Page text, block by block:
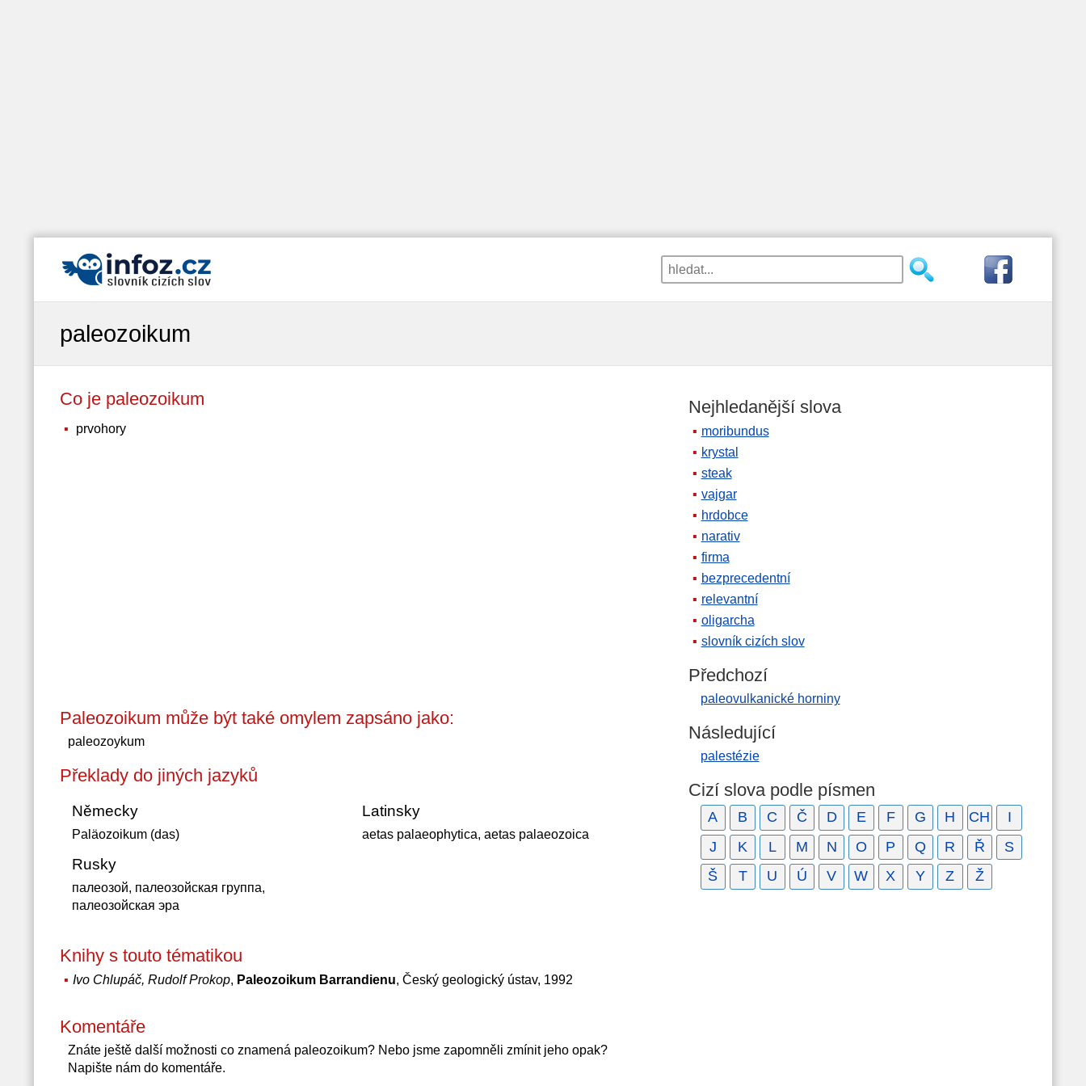
paleozoikum
Co je paleozoikum
prvohory
Paleozoikum může být také omylem zapsáno jako:
paleozoykum
Překlady do jiných jazyků
Německy
Paläozoikum (das)
Rusky
палеозой, палеозойская группа,
палеозойская эра
Latinsky
aetas palaeophytica, aetas palaeozoica
Knihy s touto tématikou
Ivo Chlupáč, Rudolf Prokop, Paleozoikum Barrandienu, Český geologický ústav, 1992
Komentáře
Znáte ještě další možnosti co znamená paleozoikum? Nebo jsme zapomněli zmínit jeho opak?
Napište nám do komentáře.
Nejhledanější slova
moribundus
krystal
steak
vajgar
hrdobce
narativ
firma
bezprecedentní
relevantní
oligarcha
slovník cizích slov
Předchozí
paleovulkanické horniny
Následující
palestézie
Cizí slova podle písmen
A B C Č D E F G H CH
I
J
K L M N O P Q R Ř
S
Š
T U Ú V W X Y Z Ž